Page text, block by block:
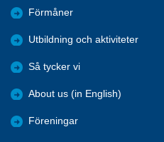
Förmåner
Utbildning och aktiviteter
Så tycker vi
About us (in English)
Föreningar